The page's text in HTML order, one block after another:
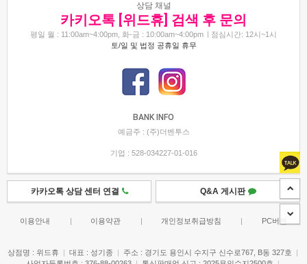
상담 채널
카키오톡 [위드휴] 검색 후 문의
평일 월 : 11:00am~4:00pm, 화-금 : 10:00am~4:00pm
점심시간: 12시~1시
토/일 및 법정 공휴일 휴무
BANK INFO
예금주 : (주)더벤투스
기업 : 528-034227-01-016
카카오톡 상담 센터 연결 Q&A 게시판
이용안내 이용약관 개인정보취급방침 PC버젼
상점명 : 위드휴 대표 : 성기종 주소 : 경기도 용인시 수지구 신수로767, B동 327호